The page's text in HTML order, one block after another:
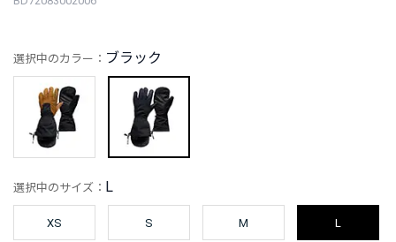
選択中のカラー： ブラック
選択中のサイズ： L
XS S M L